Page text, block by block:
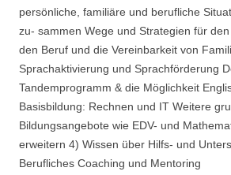
persönliche, familiäre und berufliche
zu- sammen Wege und Strategien für
den Beruf und die Vereinbarkeit von
Sprachaktivierung und Sprachförderung
Tandemprogramm & die Möglichkeit
Basisbildung: Rechnen und IT Weitere
Bildungsangebote wie EDV- und
erweitern 4) Wissen über Hilfs- und
Berufliches Coaching und Mentoring